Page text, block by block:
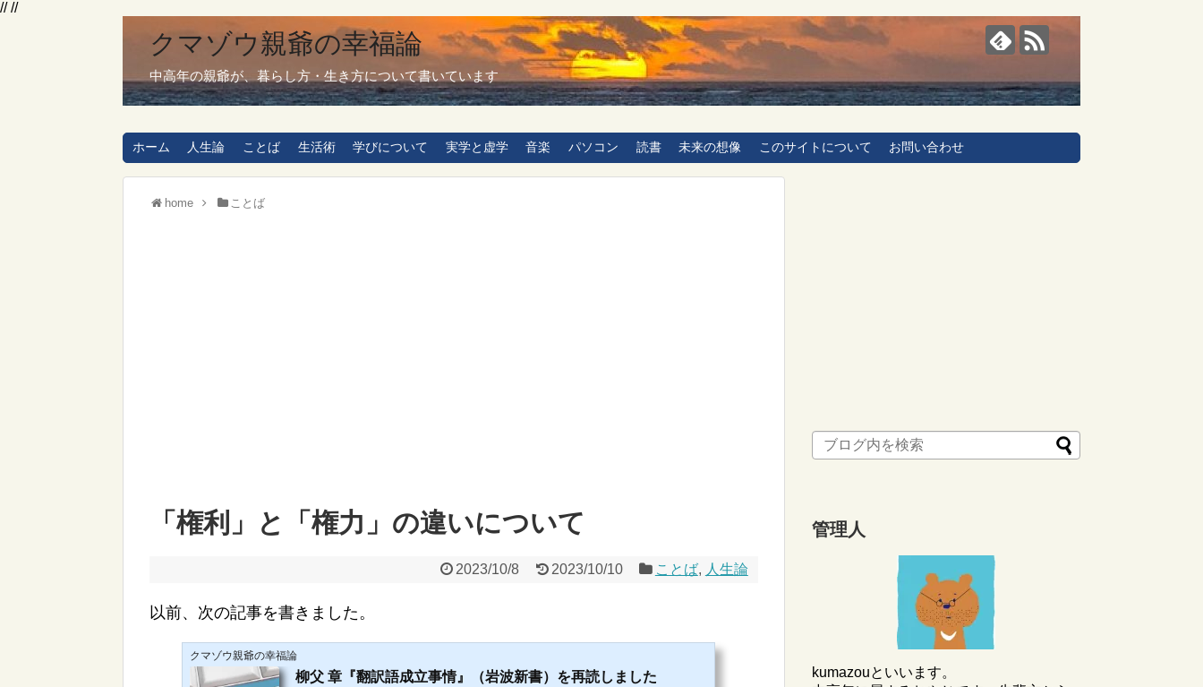
// //
クマゾウ親爺の幸福論
中高年の親爺が、暮らし方・生き方について書いています
ホーム 人生論 ことば 生活術 学びについて 実学と虚学 音楽 パソコン 読書 未来の想像 このサイトについて お問い合わせ
home ことば
「権利」と「権力」の違いについて
2023/10/8 2023/10/10 ことば, 人生論
以前、次の記事を書きました。
クマゾウ親爺の幸福論
柳父 章『翻訳語成立事情』（岩波新書）を再読しました
管理人
kumazouといいます。